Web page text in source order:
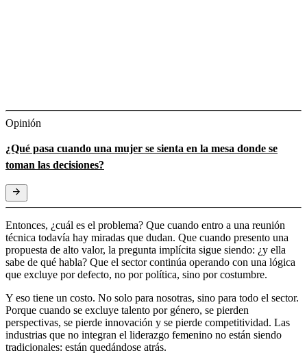
Opinión
¿Qué pasa cuando una mujer se sienta en la mesa donde se
toman las decisiones?
Entonces, ¿cuál es el problema? Que cuando entro a una reunión
técnica todavía hay miradas que dudan. Que cuando presento una
propuesta de alto valor, la pregunta implícita sigue siendo: ¿y ella
sabe de qué habla? Que el sector continúa operando con una lógica
que excluye por defecto, no por política, sino por costumbre.
Y eso tiene un costo. No solo para nosotras, sino para todo el sector.
Porque cuando se excluye talento por género, se pierden
perspectivas, se pierde innovación y se pierde competitividad. Las
industrias que no integran el liderazgo femenino no están siendo
tradicionales: están quedándose atrás.